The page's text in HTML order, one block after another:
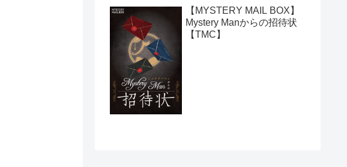
【MYSTERY MAIL BOX】
Mystery Manからの招待状
【TMC】